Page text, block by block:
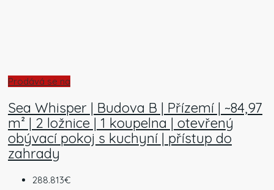
Prodává se na
Sea Whisper | Budova B | Přízemí | ~84,97
m² | 2 ložnice | 1 koupelna | otevřený
obývací pokoj s kuchyní | přístup do
zahrady
288.813€